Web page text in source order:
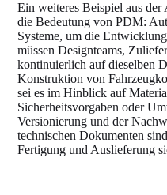
Ein weiteres Beispiel aus
die Bedeutung von PDM:
Systeme, um die
müssen Designteams,
kontinuierlich auf dieselben
Konstruktion von
sei es im Hinblick auf
Sicherheitsvorgaben oder
Versionierung und der
technischen Dokumenten
Fertigung und Auslieferung